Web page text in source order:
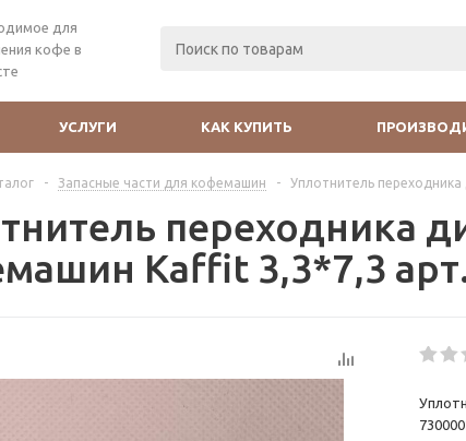
для
кофе в
УСЛУГИ КАК КУПИТЬ
- Запасные части для кофемашин - Уплотнитель
переходника
Kaffit 3,3*7,3